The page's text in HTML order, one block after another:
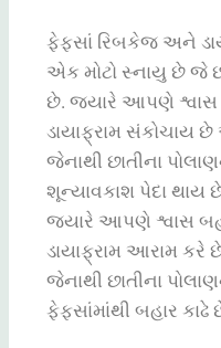
ફેફસાં રિબકેજ અને
એક મોટો સ્નાયુ છે જે
છે. જ્યારે આપણે શ્વાસ
ડાયાફ્રામ સંકોચાય છે
જેનાથી છાતીના
શૂન્યાવકાશ પેદા થાય
જ્યારે આપણે શ્વાસ
ડાયાફ્રામ આરામ કરે
જેનાથી છાતીના
ફેફસાંમાંથી બહાર કાઢે